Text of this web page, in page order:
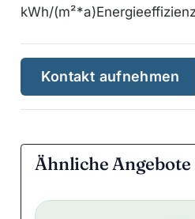
kWh/
Kontakt aufnehmen
Ähnliche Angebote